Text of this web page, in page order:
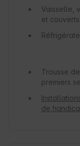
Vaisselle,
et couverts
Trousse de
premiers
de